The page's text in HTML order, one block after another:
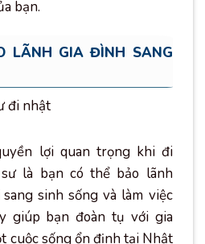
bạn.
LÃNH GIA ĐÌNH SANG
lợi quan trọng khi đi
là bạn có thể bảo lãnh
sinh sống và làm việc
giúp bạn đoàn tụ với gia
cuộc sống ổn định tại Nhật